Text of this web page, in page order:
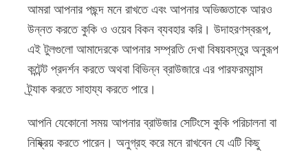
আমরা আপনার পছন্দ মনে রাখতে এবং আপনার অভিজ্ঞতাকে আরও
উন্নত করতে কুকি ও ওয়েব বিকন ব্যবহার করি। উদাহরণস্বরূপ,
এই টুলগুলো আমাদেরকে আপনার সম্প্রতি দেখা বিষয়বস্তুর অনুরূপ
কন্টেন্ট প্রদর্শন করতে অথবা বিভিন্ন ব্রাউজারে এর পারফরম্যান্স
ট্র্যাক করতে সাহায্য করতে পারে।
আপনি যেকোনো সময় আপনার ব্রাউজার সেটিংসে কুকি পরিচালনা বা
নিষ্ক্রিয় করতে পারেন। অনুগ্রহ করে মনে রাখবেন যে এটি কিছু